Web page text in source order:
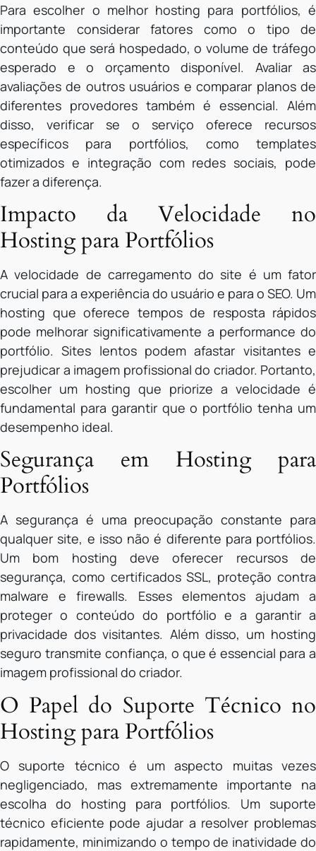
Para escolher o melhor hosting para portfólios, é
importante considerar fatores como o tipo de
conteúdo que será hospedado, o volume de tráfego
esperado e o orçamento disponível. Avaliar as
avaliações de outros usuários e comparar planos de
diferentes provedores também é essencial. Além
disso, verificar se o serviço oferece recursos
específicos para portfólios, como templates
otimizados e integração com redes sociais, pode
fazer a diferença.
Impacto da Velocidade no
Hosting para Portfólios
A velocidade de carregamento do site é um fator
crucial para a experiência do usuário e para o SEO. Um
hosting que oferece tempos de resposta rápidos
pode melhorar significativamente a performance do
portfólio. Sites lentos podem afastar visitantes e
prejudicar a imagem profissional do criador. Portanto,
escolher um hosting que priorize a velocidade é
fundamental para garantir que o portfólio tenha um
desempenho ideal.
Segurança em Hosting para
Portfólios
A segurança é uma preocupação constante para
qualquer site, e isso não é diferente para portfólios.
Um bom hosting deve oferecer recursos de
segurança, como certificados SSL, proteção contra
malware e firewalls. Esses elementos ajudam a
proteger o conteúdo do portfólio e a garantir a
privacidade dos visitantes. Além disso, um hosting
seguro transmite confiança, o que é essencial para a
imagem profissional do criador.
O Papel do Suporte Técnico no
Hosting para Portfólios
O suporte técnico é um aspecto muitas vezes
negligenciado, mas extremamente importante na
escolha do hosting para portfólios. Um suporte
técnico eficiente pode ajudar a resolver problemas
rapidamente, minimizando o tempo de inatividade do